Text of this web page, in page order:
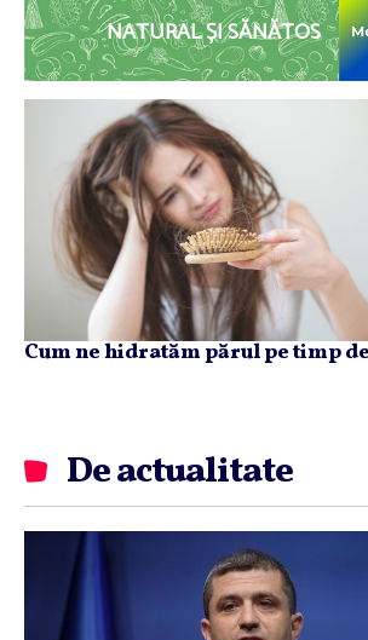
NATURAL ȘI SĂNĂTOS
Cum ne hidratăm părul pe timp
De actualitate